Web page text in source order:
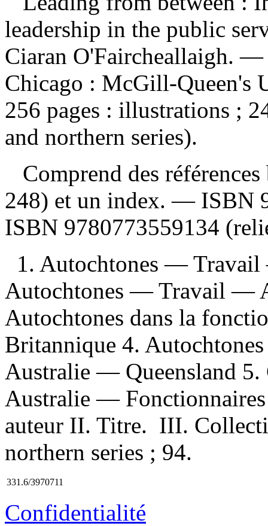
leadership in the public
Ciaran O'Faircheallaigh.
Chicago : McGill-
256 pages : illustrations ;
and northern series).
Comprend des
248) et un index. — ISBN
ISBN 9780773559134
1. Autochtones —
Autochtones — Travail —
Autochtones dans la
Britannique 4.
Australie — Queensland
Australie —
auteur II. Titre. III.
northern series ; 94.
331.6/3970711
Confidentialité